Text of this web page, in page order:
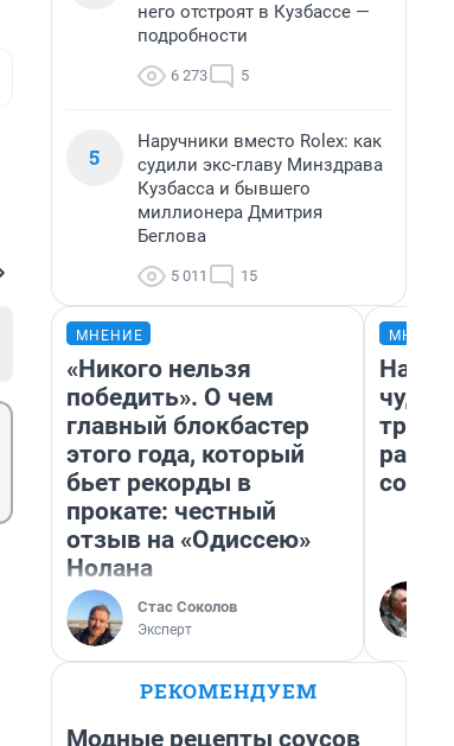
него отстроят в Кузбассе —
подробности
6 273 5
5
Наручники вместо Rolex: как
судили экс-главу Минздрава
Кузбасса и бывшего
миллионера Дмитрия
Беглова
5 011 15
МНЕНИЕ
«Никого нельзя
победить». О чем
главный блокбастер
этого года, который
бьет рекорды в
прокате: честный
отзыв на «Одиссею»
Нолана
Стас Соколов
Эксперт
РЕКОМЕНДУЕМ
Модные рецепты соусов